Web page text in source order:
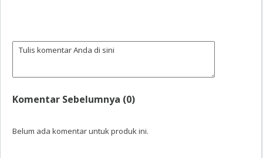
Komentar Sebelumnya (0)
Belum ada komentar untuk produk ini.